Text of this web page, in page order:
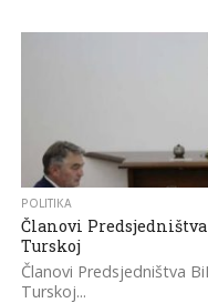
POLITIKA
Članovi
Turskoj
Članovi Predsjedništva
Turskoj...